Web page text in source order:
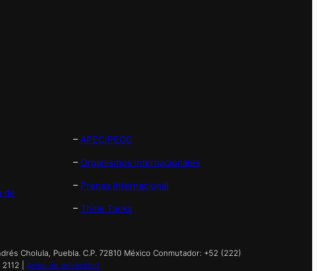
de
– APEC/PECC
– Organismos Internacionales
– Prensa Internacional
– Think Tanks
Cholula, Puebla. C.P. 72810 México Conmutador: +52 (222)
| Aviso de privacidad